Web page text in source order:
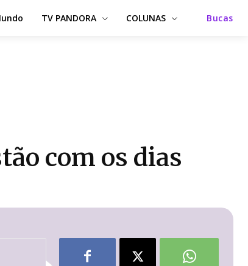
TV PANDORA COLUNAS Bucas
com os dias